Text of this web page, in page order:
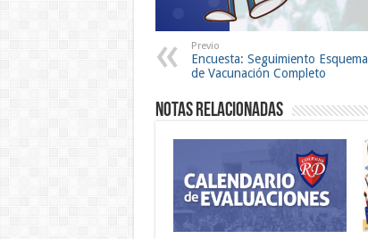
Previo
Encuesta: Seguimiento Esquema
de Vacunación Completo
Notas Relacionadas